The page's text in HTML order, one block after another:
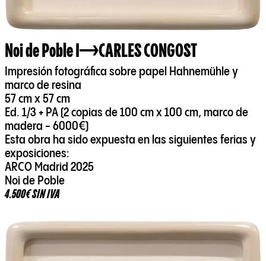
Noi de Poble I CARLES CONGOST
Impresión fotográfica sobre papel Hahnemühle y
marco de resina
57 cm x 57 cm
Ed. 1/3 + PA (2 copias de 100 cm x 100 cm, marco de
madera - 6000€)
Esta obra ha sido expuesta en las siguientes ferias y
exposiciones:
ARCO Madrid 2025
Noi de Poble
4.500€ SIN IVA